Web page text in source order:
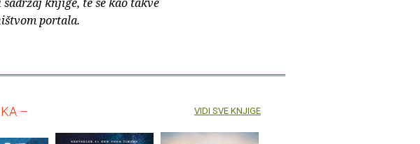
portala.
– VIDI SVE KNJIGE